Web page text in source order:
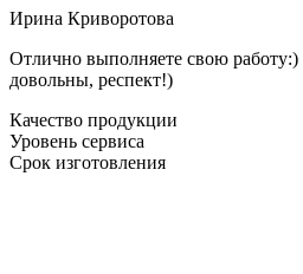
Ирина Криворотова
Отлично выполняете свою работу:)
довольны, респект!)
Качество продукции
Уровень сервиса
Срок изготовления